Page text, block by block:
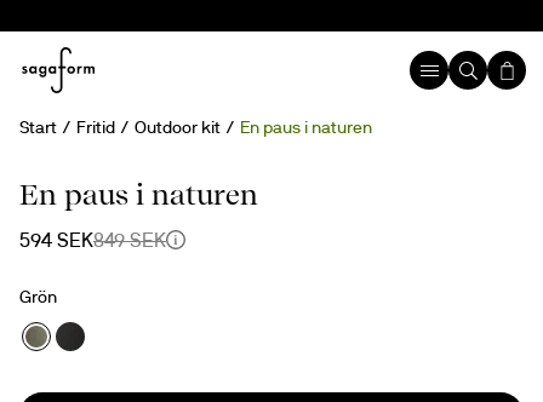
Start Fritid Outdoor kit En paus i naturen
En paus i naturen
594 SEK849 SEK
Grön